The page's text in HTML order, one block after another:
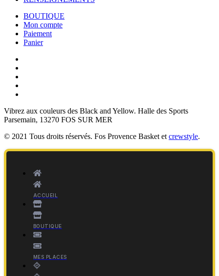
BOUTIQUE
Mon compte
Paiement
Panier
Vibrez aux couleurs des Black and Yellow. Halle des Sports
Parsemain, 13270 FOS SUR MER
© 2021 Tous droits réservés. Fos Provence Basket et crewstyle.
ACCUEIL
BOUTIQUE
MES PLACES